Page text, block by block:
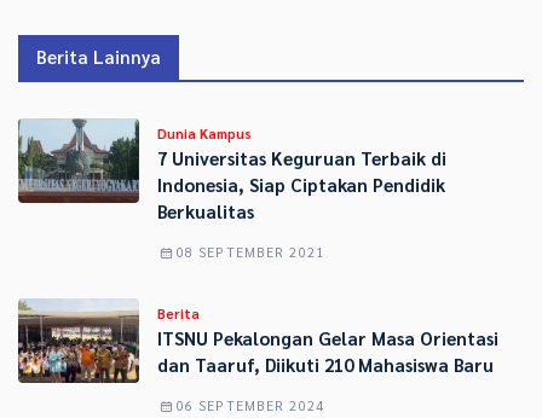
Berita Lainnya
Dunia Kampus
7 Universitas Keguruan Terbaik di
Indonesia, Siap Ciptakan Pendidik
Berkualitas
08 SEPTEMBER 2021
Berita
ITSNU Pekalongan Gelar Masa Orientasi
dan Taaruf, Diikuti 210 Mahasiswa Baru
06 SEPTEMBER 2024